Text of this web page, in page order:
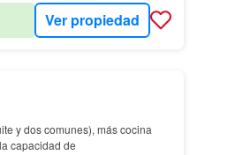
Ver propiedad
y dos comunes), más cocina
capacidad de